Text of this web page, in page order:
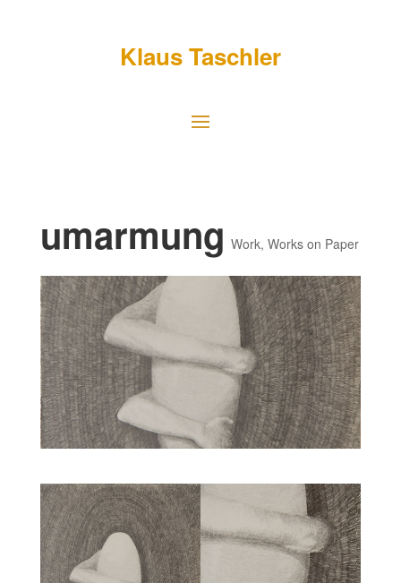
Klaus Taschler
umarmung Work, Works on Paper